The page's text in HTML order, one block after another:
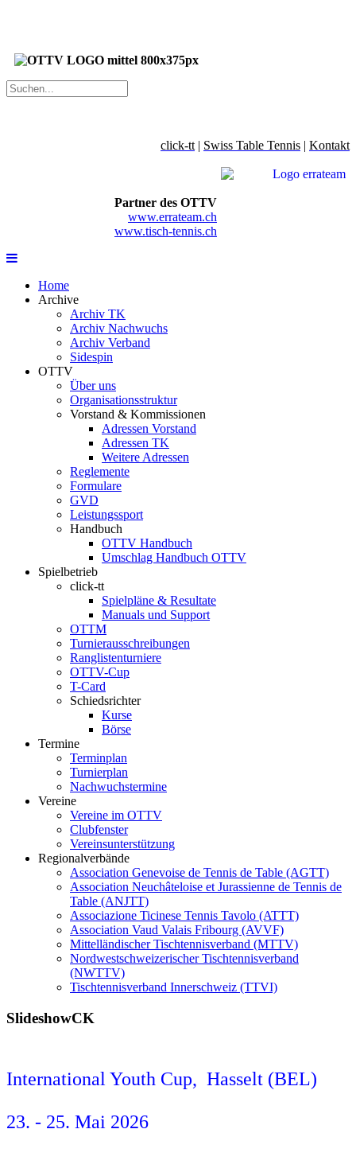
click-tt | Swiss Table Tennis | Kontakt
Partner des OTTV
www.errateam.ch
www.tisch-tennis.ch
Home
Archive
Archiv TK
Archiv Nachwuchs
Archiv Verband
Sidespin
OTTV
Über uns
Organisationsstruktur
Vorstand & Kommissionen
Adressen Vorstand
Adressen TK
Weitere Adressen
Reglemente
Formulare
GVD
Leistungssport
Handbuch
OTTV Handbuch
Umschlag Handbuch OTTV
Spielbetrieb
click-tt
Spielpläne & Resultate
Manuals und Support
OTTM
Turnierausschreibungen
Ranglistenturniere
OTTV-Cup
T-Card
Schiedsrichter
Kurse
Börse
Termine
Terminplan
Turnierplan
Nachwuchstermine
Vereine
Vereine im OTTV
Clubfenster
Vereinsunterstützung
Regionalverbände
Association Genevoise de Tennis de Table (AGTT)
Association Neuchâteloise et Jurassienne de Tennis de
Table (ANJTT)
Associazione Ticinese Tennis Tavolo (ATTT)
Association Vaud Valais Fribourg (AVVF)
Mittelländischer Tischtennisverband (MTTV)
Nordwestschweizerischer Tischtennisverband
(NWTTV)
Tischtennisverband Innerschweiz (TTVI)
SlideshowCK
International Youth Cup, Hasselt (BEL)
23. - 25. Mai 2026